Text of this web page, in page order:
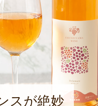
スが絶妙